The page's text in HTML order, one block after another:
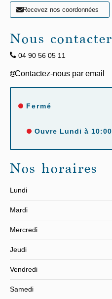
Recevez nos coordonnées
Nous contacter
04 90 56 05 11
Fermé
Ouvre Lundi à 10:00
Nos horaires
Lundi
Mardi
Mercredi
Jeudi
Vendredi
Samedi